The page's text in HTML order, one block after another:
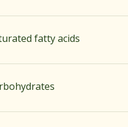
fatty acids